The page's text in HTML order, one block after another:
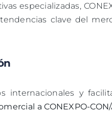
especializadas,
clave del
internacionales y
a CONEXPO-CON/